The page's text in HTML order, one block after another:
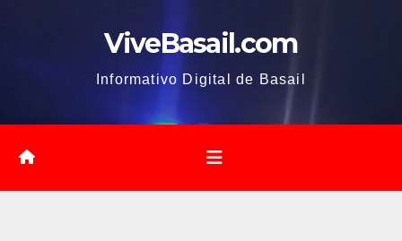
ViveBasail.com
Informativo Digital de Basail